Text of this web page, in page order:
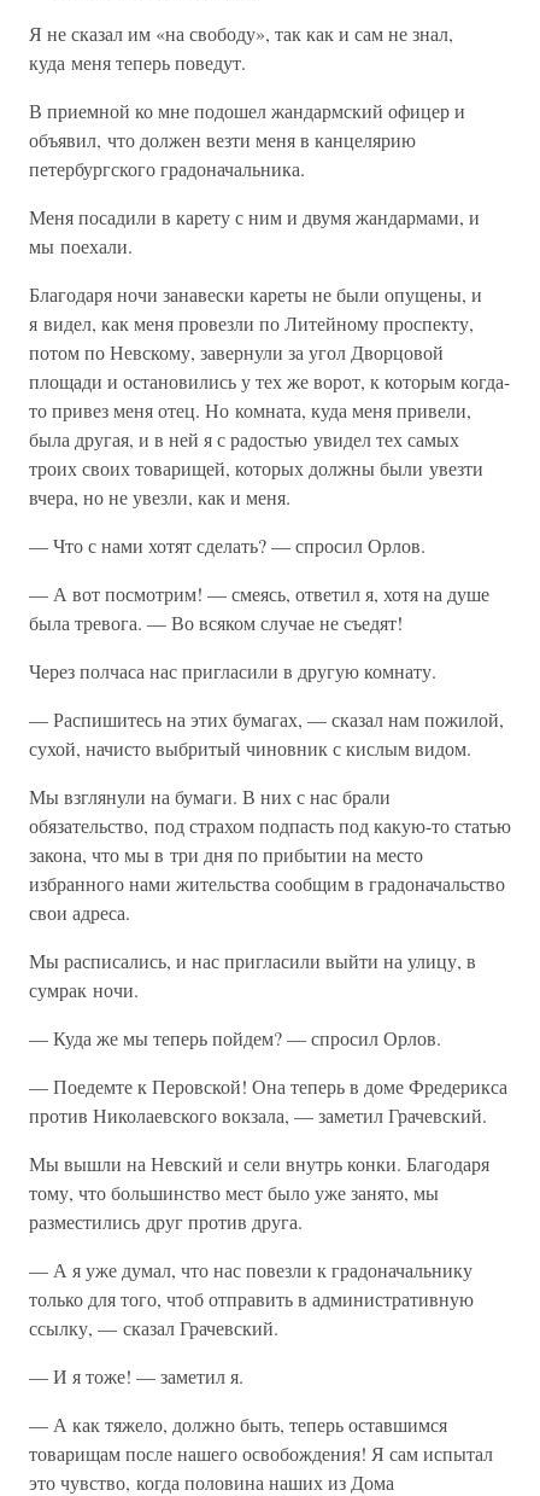
Я не сказал им «на свободу», так как и сам не знал,
куда меня теперь поведут.
В приемной ко мне подошел жандармский офицер и
объявил, что должен везти меня в канцелярию
петербургского градоначальника.
Меня посадили в карету с ним и двумя жандармами, и
мы поехали.
Благодаря ночи занавески кареты не были опущены, и
я видел, как меня провезли по Литейному проспекту,
потом по Невскому, завернули за угол Дворцовой
площади и остановились у тех же ворот, к которым когда-
то привез меня отец. Но комната, куда меня привели,
была другая, и в ней я с радостью увидел тех самых
троих своих товарищей, которых должны были увезти
вчера, но не увезли, как и меня.
— Что с нами хотят сделать? — спросил Орлов.
— А вот посмотрим! — смеясь, ответил я, хотя на душе
была тревога. — Во всяком случае не съедят!
Через полчаса нас пригласили в другую комнату.
— Распишитесь на этих бумагах, — сказал нам пожилой,
сухой, начисто выбритый чиновник с кислым видом.
Мы взглянули на бумаги. В них с нас брали
обязательство, под страхом подпасть под какую-то статью
закона, что мы в три дня по прибытии на место
избранного нами жительства сообщим в градоначальство
свои адреса.
Мы расписались, и нас пригласили выйти на улицу, в
сумрак ночи.
— Куда же мы теперь пойдем? — спросил Орлов.
— Поедемте к Перовской! Она теперь в доме Фредерикса
против Николаевского вокзала, — заметил Грачевский.
Мы вышли на Невский и сели внутрь конки. Благодаря
тому, что большинство мест было уже занято, мы
разместились друг против друга.
— А я уже думал, что нас повезли к градоначальнику
только для того, чтоб отправить в административную
ссылку, — сказал Грачевский.
— И я тоже! — заметил я.
— А как тяжело, должно быть, теперь оставшимся
товарищам после нашего освобождения! Я сам испытал
это чувство, когда половина наших из Дома